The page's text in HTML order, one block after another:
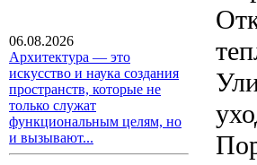
06.08.2026
Архитектура — это
искусство и наука создания
пространств, которые не
только служат
функциональным целям, но
и вызывают...